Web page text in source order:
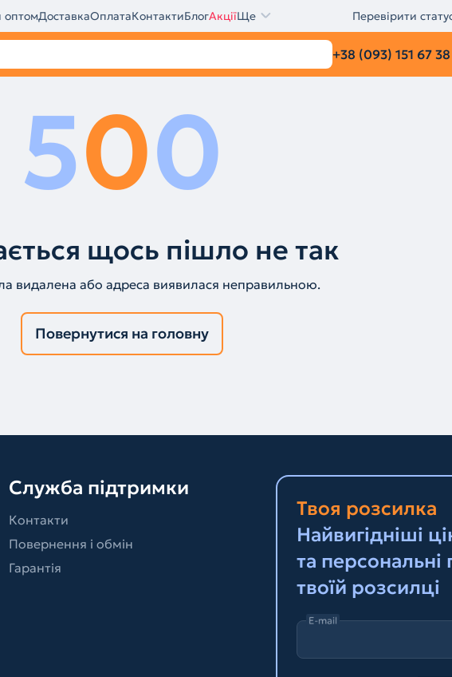
оптомДоставкаОплатаКонтактиБлогАкціїЩе Перевірити
+38 (093) 151 67 38
500
щось пішло не так
видалена або адреса виявилася неправильною.
Повернутися на головну
Служба підтримки
Контакти
Повернення і обмін
Гарантія
Твоя розсилка
Найвигідніші
та персональні
твоїй розсилці
E-mail